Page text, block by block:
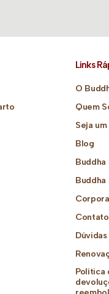
Links
O
Quem
Seja
Blog
Buddha
Contato
Política